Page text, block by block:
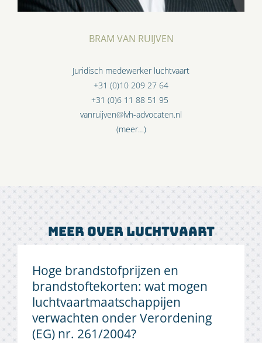
BRAM VAN RUIJVEN
Juridisch medewerker luchtvaart
+31 (0)10 209 27 64
+31 (0)6 11 88 51 95
vanruijven@lvh-advocaten.nl
(meer…)
Meer over luchtvaart
Hoge brandstofprijzen en
brandstoftekorten: wat mogen
luchtvaartmaatschappijen
verwachten onder Verordening
(EG) nr. 261/2004?